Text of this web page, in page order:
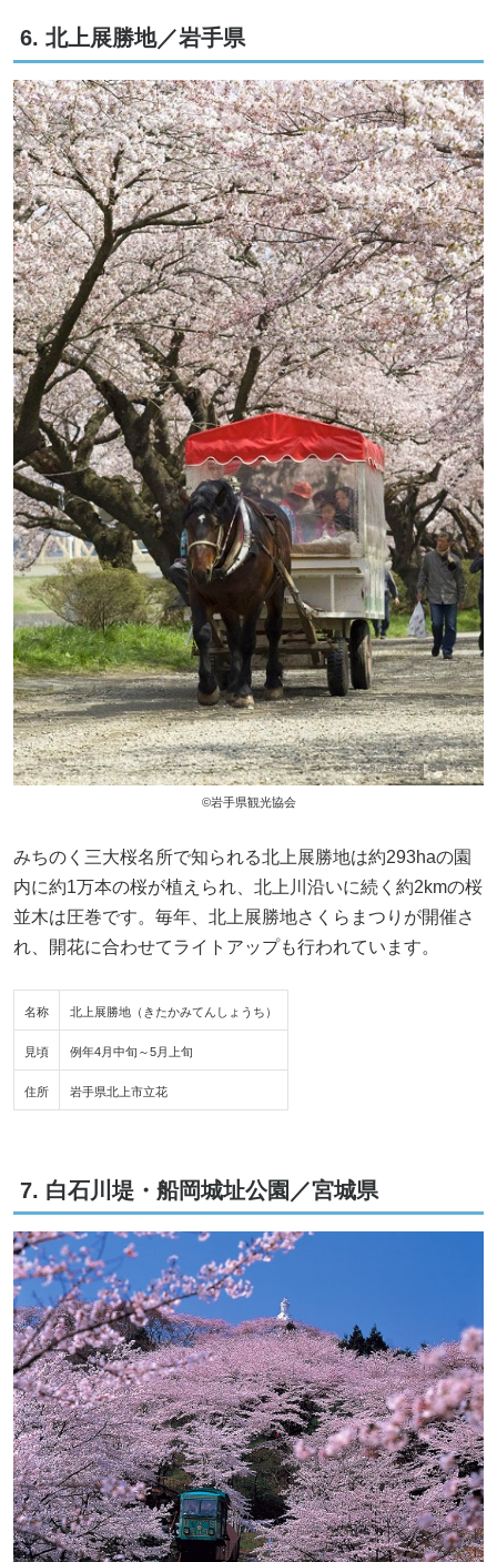
6. 北上展勝地／岩手県
©岩手県観光協会
みちのく三大桜名所で知られる北上展勝地は約293haの園
内に約1万本の桜が植えられ、北上川沿いに続く約2kmの桜
並木は圧巻です。毎年、北上展勝地さくらまつりが開催さ
れ、開花に合わせてライトアップも行われています。
名称 北上展勝地（きたかみてんしょうち）
見頃 例年4月中旬～5月上旬
住所 岩手県北上市立花
7. 白石川堤・船岡城址公園／宮城県